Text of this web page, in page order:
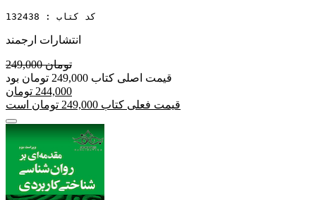
کد کتاب : 132438
انتشارات ارجمند
249,000 تومان
قیمت اصلی کتاب 249,000 تومان بود
244,000 تومان
قیمت فعلی کتاب 249,000 تومان است